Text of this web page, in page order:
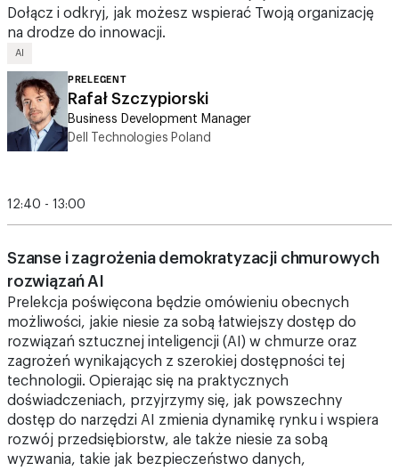
AI
PRELEGENT
Business Development Manager
Dell Technologies Poland
Prelekcja poświęcona będzie omówieniu obecnych
możliwości, jakie niesie za sobą łatwiejszy dostęp do
rozwiązań sztucznej inteligencji (AI) w chmurze oraz
zagrożeń wynikających z szerokiej dostępności tej
technologii. Opierając się na praktycznych
doświadczeniach, przyjrzymy się, jak powszechny
dostęp do narzędzi AI zmienia dynamikę rynku i wspiera
rozwój przedsiębiorstw, ale także niesie za sobą
wyzwania, takie jak bezpieczeństwo danych,
odpowiedzialność za błędy i potencjalne skutki
nierówności cyfrowej.